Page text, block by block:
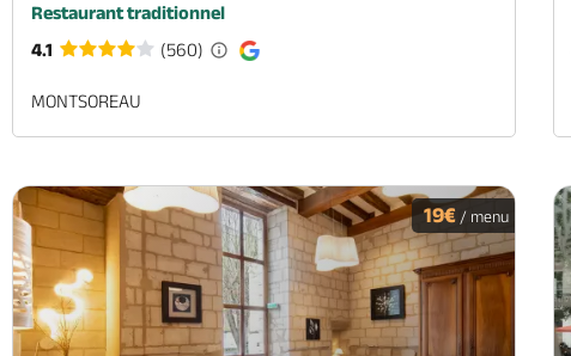
Restaurant traditionnel
4.1
(560)
MONTSOREAU
19€/ menu